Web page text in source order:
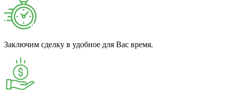
Заключим сделку в удобное для Вас время.